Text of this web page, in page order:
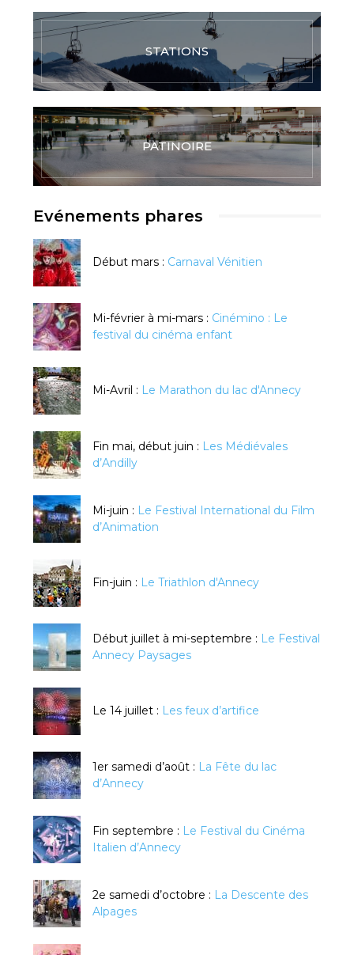
STATIONS
PATINOIRE
Evénements phares
Début mars : Carnaval Vénitien
Mi-février à mi-mars : Cinémino : Le
festival du cinéma enfant
Mi-Avril : Le Marathon du lac d'Annecy
Fin mai, début juin : Les Médiévales
d’Andilly
Mi-juin : Le Festival International du Film
d’Animation
Fin-juin : Le Triathlon d'Annecy
Début juillet à mi-septembre : Le Festival
Annecy Paysages
Le 14 juillet : Les feux d’artifice
1er samedi d’août : La Fête du lac
d’Annecy
Fin septembre : Le Festival du Cinéma
Italien d’Annecy
2e samedi d’octobre : La Descente des
Alpages